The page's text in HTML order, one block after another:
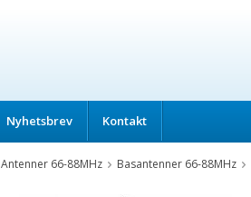
Nyhetsbrev Kontakt
Antenner 66-88MHz Basantenner 66-88MHz